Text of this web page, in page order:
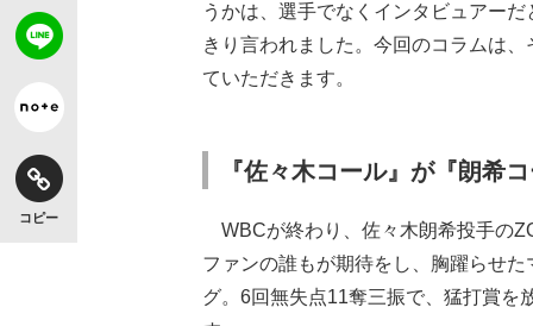
コピー
うかは、選手でなくインタビュアー
きり言われました。今回のコラムは
ていただきます。
『佐々木コール』が『朗希
WBCが終わり、佐々木朗希投手の
ファンの誰もが期待をし、胸躍らせ
グ。6回無失点11奪三振で、猛打賞を